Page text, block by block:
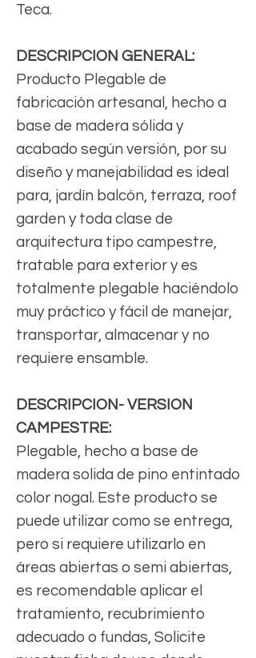
Teca.
DESCRIPCION GENERAL:
Producto Plegable de
fabricación artesanal, hecho a
base de madera sólida y
acabado según versión, por su
diseño y manejabilidad es ideal
para, jardín balcón, terraza, roof
garden y toda clase de
arquitectura tipo campestre,
tratable para exterior y es
totalmente plegable haciéndolo
muy práctico y fácil de manejar,
transportar, almacenar y no
requiere ensamble.
DESCRIPCION- VERSION
CAMPESTRE:
Plegable, hecho a base de
madera solida de pino entintado
color nogal. Este producto se
puede utilizar como se entrega,
pero si requiere utilizarlo en
áreas abiertas o semi abiertas,
es recomendable aplicar el
tratamiento, recubrimiento
adecuado o fundas, Solicite